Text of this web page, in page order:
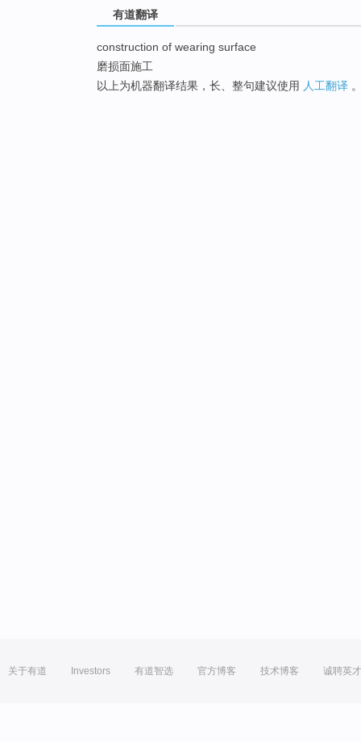
有道翻译
construction of wearing surface
磨损面施工
以上为机器翻译结果，长、整句建议使用 人工翻译
关于有道 Investors 有道智选 官方博客 技术博客 诚聘英才